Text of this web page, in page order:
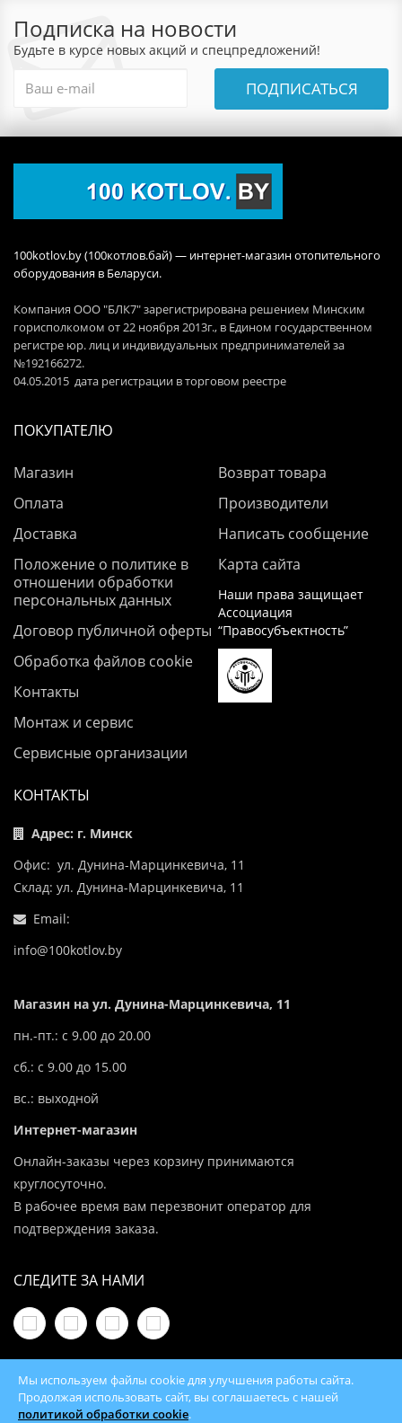
Подписка на новости
Будьте в курсе новых акций и спецпредложений!
ПОДПИСАТЬСЯ
100kotlov.by (100котлов.бай) — интернет-магазин отопительного
оборудования в Беларуси.
Компания ООО "БЛК7" зарегистрирована решением Минским
горисполкомом от 22 ноября 2013г., в Едином государственном
регистре юр. лиц и индивидуальных предпринимателей за
№192166272.
04.05.2015 дата регистрации в торговом реестре
ПОКУПАТЕЛЮ
Магазин
Оплата
Доставка
Положение о политике в
отношении обработки
персональных данных
Договор публичной оферты
Обработка файлов cookie
Контакты
Монтаж и сервис
Сервисные организации
Возврат товара
Производители
Написать сообщение
Карта сайта
Наши права защищает
Ассоциация
“Правосубъектность”
КОНТАКТЫ
Адрес: г. Минск
Офис: ул. Дунина-Марцинкевича, 11
Склад: ул. Дунина-Марцинкевича, 11
Email:
info@100kotlov.by
Магазин на ул. Дунина-Марцинкевича, 11
пн.-пт.: с 9.00 до 20.00
сб.: с 9.00 до 15.00
вс.: выходной
Интернет-магазин
Онлайн-заказы через корзину принимаются
круглосуточно.
В рабочее время вам перезвонит оператор для
подтверждения заказа.
СЛЕДИТЕ ЗА НАМИ
Мы используем файлы cookie для улучшения работы сайта.
Продолжая использовать сайт, вы соглашаетесь с нашей
политикой обработки cookie.